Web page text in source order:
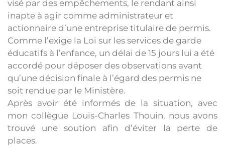
visé par des empêchements, le rendant ainsi
inapte à agir comme administrateur et
actionnaire d’une entreprise titulaire de permis.
Comme l’exige la Loi sur les services de garde
éducatifs à l’enfance, un délai de 15 jours lui a été
accordé pour déposer des observations avant
qu’une décision finale à l’égard des permis ne
soit rendue par le Ministère.
Après avoir été informés de la situation, avec
mon collègue Louis-Charles Thouin, nous avons
trouvé une soution afin d’éviter la perte de
places.